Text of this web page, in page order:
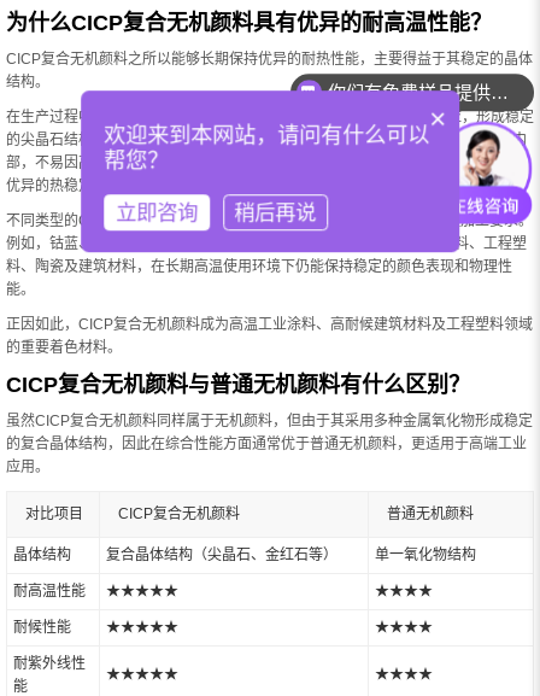
为什么CICP复合无机颜料具有优异的耐高温性能？
CICP复合无机颜料之所以能够长期保持优异的耐热性能，主要得益于其稳定的晶体
结构。
在生产过程中，多种金属氧化物经过1000℃以上高温煅烧发生固相反应，形成稳定
的尖晶石结构、金红石结构或其它复合晶体结构。这些金属离子牢固结合在晶格内
部，不易因高温加工而发生晶体转变或化学分解，因此相比普通有机颜料具有更加
优异的热稳定性。
不同类型的CICP颜料耐热性能略有差异，但整体均可满足工业领域高温加工要求。
例如，钴蓝、钴铬蓝、钴绿、铁铬棕及铁铬黑等产品广泛应用于粉末涂料、工程塑
料、陶瓷及建筑材料，在长期高温使用环境下仍能保持稳定的颜色表现和物理性
能。
正因如此，CICP复合无机颜料成为高温工业涂料、高耐候建筑材料及工程塑料领域
的重要着色材料。
CICP复合无机颜料与普通无机颜料有什么区别？
虽然CICP复合无机颜料同样属于无机颜料，但由于其采用多种金属氧化物形成稳定
的复合晶体结构，因此在综合性能方面通常优于普通无机颜料，更适用于高端工业
应用。
对比项目 CICP复合无机颜料 普通无机颜料
晶体结构 复合晶体结构（尖晶石、金红石等） 单一氧化物结构
耐高温性能 ★★★★★ ★★★★
耐候性能 ★★★★★ ★★★★
耐紫外线性
能
★★★★★ ★★★★
你们有免费样品提供吗？
×
欢迎来到本网站，请问有什么可以
帮您？
立即咨询 稍后再说